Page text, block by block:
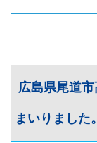
広島県尾道
まいりました。